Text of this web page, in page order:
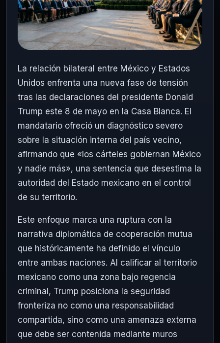
La relación bilateral entre México y Estados
Unidos enfrenta una nueva fase de tensión
tras las declaraciones del presidente Donald
Trump este 8 de mayo en la Casa Blanca. El
mandatario ofreció un diagnóstico severo
sobre la situación interna del país vecino,
afirmando que «los cárteles gobiernan México
y nadie más», una sentencia que desestima la
autoridad del Estado mexicano en el control
de su territorio.
Este enfoque marca una ruptura con la
narrativa diplomática de cooperación mutua
que históricamente ha definido el vínculo
entre ambas naciones. Al calificar al territorio
mexicano como una zona bajo regencia
criminal, Trump posiciona la seguridad
fronteriza no como una responsabilidad
compartida, sino como una amenaza externa
que debe ser contenida mediante muros